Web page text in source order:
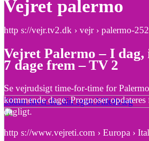
Sådan laver du din egen billedvæg
Vejret palermo
http s://vejr.tv2.dk › vejr › palermo-
Vejret Palermo – I dag,
7 dage frem – TV 2
Se vejrudsigt time-for-time for
kommende dage. Prognoser opdateres
dagligt.
http s://www.vejreti.com › Europa ›